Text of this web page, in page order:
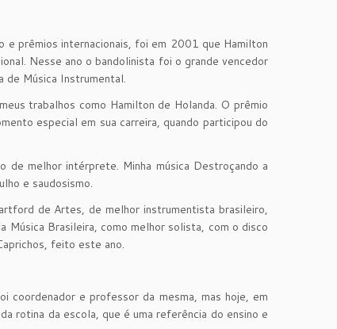
e prêmios internacionais, foi em 2001 que Hamilton
Nesse ano o bandolinista foi o grande vencedor
de Música Instrumental.
trabalhos como Hamilton de Holanda. O prêmio
especial em sua carreira, quando participou do
de melhor intérprete. Minha música Destroçando a
e saudosismo.
de Artes, de melhor instrumentista brasileiro,
Música Brasileira, como melhor solista, com o disco
feito este ano.
coordenador e professor da mesma, mas hoje, em
rotina da escola, que é uma referência do ensino e